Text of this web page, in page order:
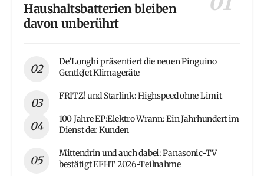
Haushaltsbatterien bleiben
davon unberührt
De’Longhi präsentiert die neuen Pinguino
GentleJet Klimageräte
FRITZ! und Starlink: Highspeed ohne Limit
100 Jahre EP:Elektro Wrann: Ein Jahrhundert im
Dienst der Kunden
Mittendrin und auch dabei: Panasonic-TV
bestätigt EFHT 2026-Teilnahme